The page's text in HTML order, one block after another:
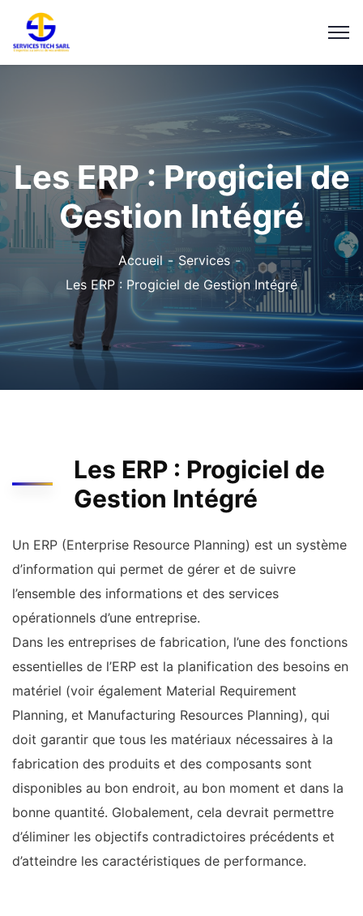
Les ERP : Progiciel de
Gestion Intégré
Accueil
Services
Les ERP : Progiciel de Gestion Intégré
Les ERP : Progiciel de
Gestion Intégré
Un ERP (Enterprise Resource Planning) est un système
d’information qui permet de gérer et de suivre
l’ensemble des informations et des services
opérationnels d’une entreprise.
Dans les entreprises de fabrication, l’une des fonctions
essentielles de l’ERP est la planification des besoins en
matériel (voir également Material Requirement
Planning, et Manufacturing Resources Planning), qui
doit garantir que tous les matériaux nécessaires à la
fabrication des produits et des composants sont
disponibles au bon endroit, au bon moment et dans la
bonne quantité. Globalement, cela devrait permettre
d’éliminer les objectifs contradictoires précédents et
d’atteindre les caractéristiques de performance.